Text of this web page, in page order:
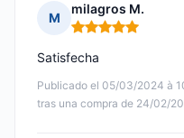
M
milagros M.
Nota: 5 de 5
Publicado el 05/03/2024 à
tras una compra de 24/02/
Satisfecha